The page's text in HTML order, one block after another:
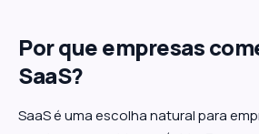
Por que empresas
SaaS?
SaaS é uma escolha natural para